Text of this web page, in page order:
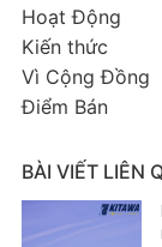
Hoạt Động
Kiến thức
Vì Cộng Đồng
Điểm Bán
BÀI VIẾT LIÊN